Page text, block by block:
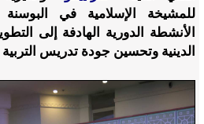
للمشيخة الإسلامية في
الأنشطة الدورية الهادفة إلى
الدينية وتحسين جودة تدريس التربية